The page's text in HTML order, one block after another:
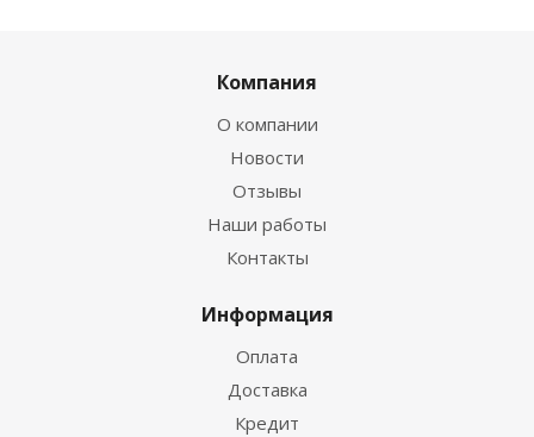
Компания
О компании
Новости
Отзывы
Наши работы
Контакты
Информация
Оплата
Доставка
Кредит